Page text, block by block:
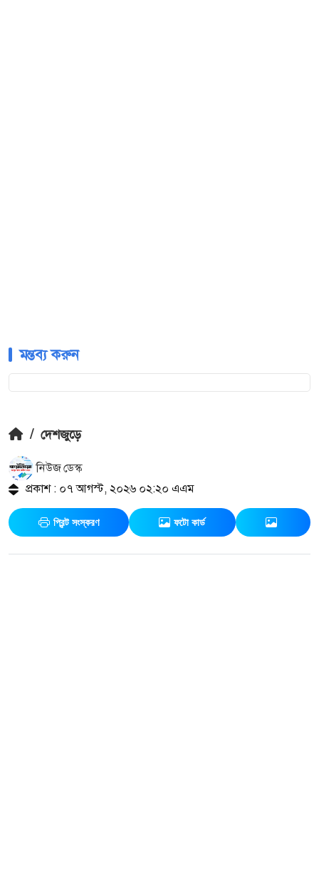
মন্তব্য করুন
/ দেশজুড়ে
নিউজ ডেস্ক
প্রকাশ : ০৭ আগস্ট, ২০২৬ ০২:২০ এএম
প্রিন্ট সংস্করণ ফটো কার্ড